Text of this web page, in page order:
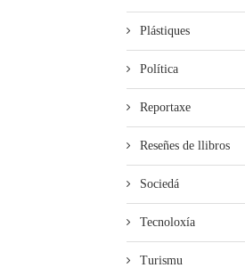
Plástiques
Política
Reportaxe
Reseñes de llibros
Sociedá
Tecnoloxía
Turismu